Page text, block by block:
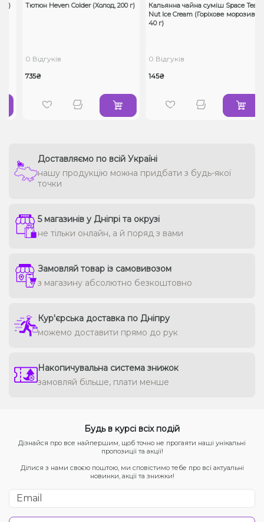
Тютюн Heven Colder (Холод, 200 г)
0 Відгуків
735₴
Кальянна чайна суміш Space Tea
Nut Ice Cream (Горіхове морозиво,
40 г)
0 Відгуків
145₴
Доставляємо по всій Україні
нашу продукцію можна придбати з будь-якої
точки
5 магазинів у Дніпрі та окрузі
не тільки онлайн, а й поряд з вами
Замовляй товар із самовивозом
з магазину абсолютно безкоштовно
Кур'єрська доставка по Дніпру
можемо доставити прямо до рук
Накопичувальна система знижок
замовляй більше, плати менше
Будь в курсі всіх подій
Дізнайся про все найпершим, щоб точно не прогаяти наші унікальні
пропозиції та акції!
Ділися з нами своєю поштою, ми сповістимо тебе про всі актуальні
новинки, акції та знижки!